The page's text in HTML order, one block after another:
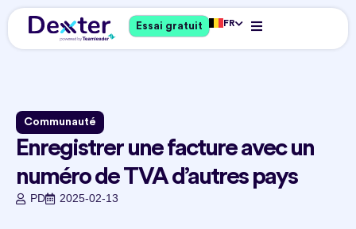
Essai gratuit FR
Communauté
Enregistrer une facture avec un
numéro de TVA d’autres pays
PD 2025-02-13